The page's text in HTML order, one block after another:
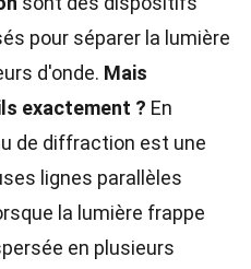
pour séparer la lumière
d'onde. Mais
exactement ? En
de diffraction est une
lignes parallèles
la lumière frappe
en plusieurs